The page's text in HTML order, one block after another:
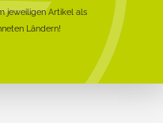
jeweiligen Artikel als
Ländern!